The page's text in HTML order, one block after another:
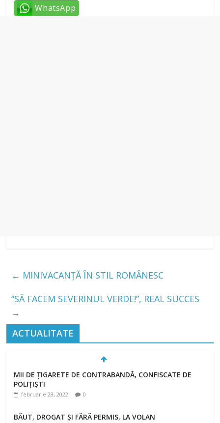
WhatsApp
← MINIVACANȚĂ ÎN STIL ROMÂNESC
“SĂ FACEM SEVERINUL VERDE!”, REAL SUCCES
→
ACTUALITATE
MII DE ȚIGARETE DE CONTRABANDĂ, CONFISCATE DE
POLIȚIȘTI
februarie 28, 2022 0
BĂUT, DROGAT ȘI FĂRĂ PERMIS, LA VOLAN